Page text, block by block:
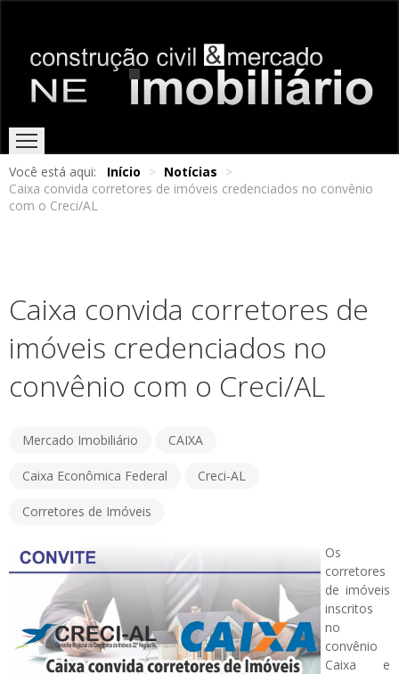
HOME EDIÇÕES ONLINE ENTREVISTAS NOTÍCIAS
Você está aqui: Início > Notícias >
Caixa convida corretores de imóveis credenciados no convênio
com o Creci/AL
Caixa convida corretores de
imóveis credenciados no
convênio com o Creci/AL
Mercado Imobiliário CAIXA
Caixa Econômica Federal Creci-AL
Corretores de Imóveis
Os
corretores
de imóveis
inscritos
no
convênio
Caixa e